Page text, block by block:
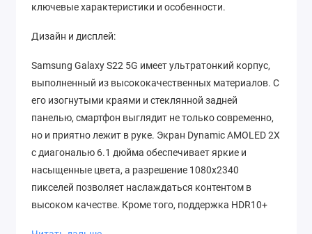
ключевые характеристики и особенности.
Дизайн и дисплей:
Samsung Galaxy S22 5G имеет ультратонкий корпус,
выполненный из высококачественных материалов. С
его изогнутыми краями и стеклянной задней
панелью, смартфон выглядит не только современно,
но и приятно лежит в руке. Экран Dynamic AMOLED 2X
с диагональю 6.1 дюйма обеспечивает яркие и
насыщенные цвета, а разрешение 1080x2340
пикселей позволяет наслаждаться контентом в
высоком качестве. Кроме того, поддержка HDR10+